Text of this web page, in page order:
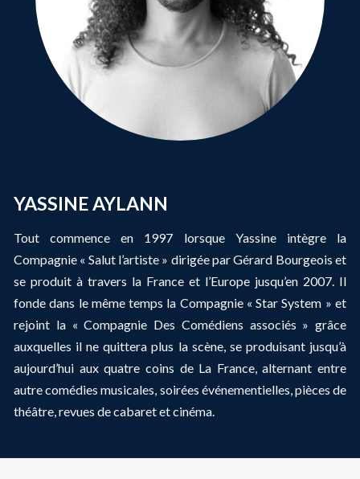
YASSINE AYLANN
Tout commence en 1997 lorsque Yassine intègre la
Compagnie « Salut l’artiste » dirigée par Gérard Bourgeois et
se produit à travers la France et l’Europe jusqu’en 2007. Il
fonde dans le même temps la Compagnie « Star System » et
rejoint la « Compagnie Des Comédiens associés » grâce
auxquelles il ne quittera plus la scène, se produisant jusqu’à
aujourd’hui aux quatre coins de La France, alternant entre
autre comédies musicales, soirées événementielles, pièces de
théâtre, revues de cabaret et cinéma.